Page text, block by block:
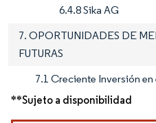
6.4.8 Sika AG
7. OPORTUNIDADES DE
FUTURAS
7.1 Creciente Inversión
**Sujeto a disponibilidad